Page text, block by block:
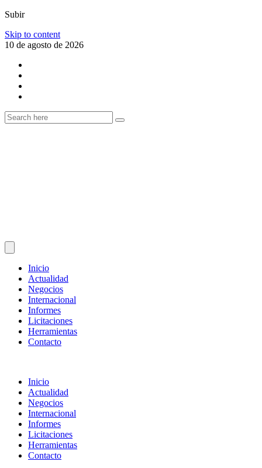
Subir
Skip to content
10 de agosto de 2026
Inicio
Actualidad
Negocios
Internacional
Informes
Licitaciones
Herramientas
Contacto
Inicio
Actualidad
Negocios
Internacional
Informes
Licitaciones
Herramientas
Contacto